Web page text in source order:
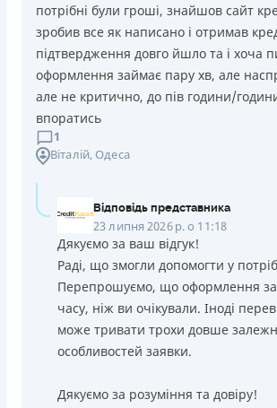
потрібні були гроші, знайшов сайт
зробив все як написано і отримав
підтвердження довго йшло та і хоча
оформлення займає пару хв, але
але не критично, до пів години/
впоратись
1
Віталій, Одеса
Відповідь представника
23 липня 2026 р. о 11:18
Дякуємо за ваш відгук!
Раді, що змогли допомогти у
Перепрошуємо, що оформлення
часу, ніж ви очікували. Іноді
може тривати трохи довше
особливостей заявки.
Дякуємо за розуміння та довіру!